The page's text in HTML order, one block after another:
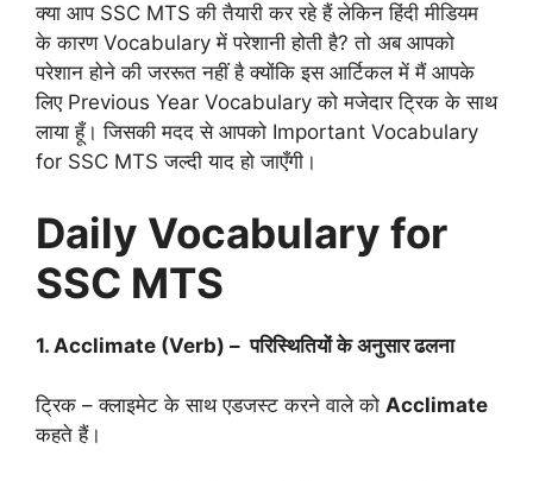
क्या आप SSC MTS की तैयारी कर रहे हैं लेकिन हिंदी मीडियम
के कारण Vocabulary में परेशानी होती है? तो अब आपको
परेशान होने की जररूत नहीं है क्योंकि इस आर्टिकल में मैं आपके
लिए Previous Year Vocabulary को मजेदार ट्रिक के साथ
लाया हूँ। जिसकी मदद से आपको Important Vocabulary
for SSC MTS जल्दी याद हो जाएँगी।
Daily Vocabulary for
SSC MTS
1. Acclimate (Verb) – परिस्थितियों के अनुसार ढलना
ट्रिक – क्लाइमेट के साथ एडजस्ट करने वाले को Acclimate
कहते हैं।